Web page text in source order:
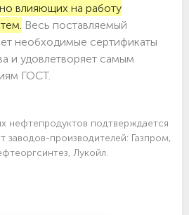
влияющих на работу
Весь поставляемый
необходимые сертификаты
и удовлетворяет самым
ГОСТ.
нефтепродуктов подтверждается
заводов-производителей: Газпром,
Лукойл.